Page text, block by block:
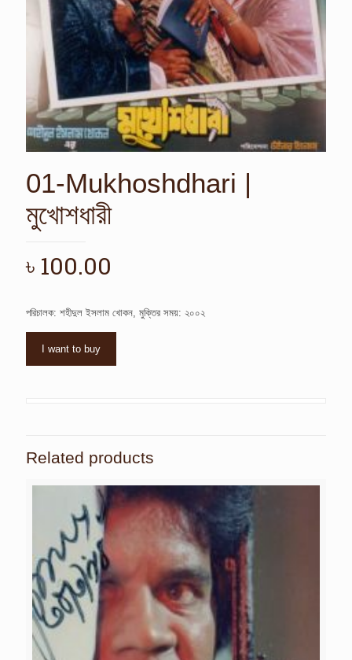
01-Mukhoshdhari |
মুখোশধারী
৳ 100.00
পরিচালক: শহীদুল ইসলাম খোকন, মুক্তির সময়: ২০০২
I want to buy
Related products